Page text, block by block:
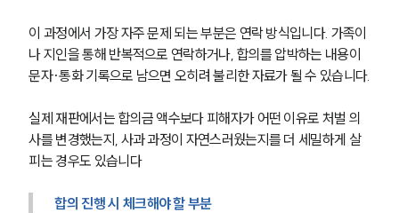
대륜법률상담예약
이 과정에서 가장 자주 문제 되는 부분은 연락 방식입니다. 가족이
나 지인을 통해 반복적으로 연락하거나, 합의를 압박하는 내용이
문자·통화 기록으로 남으면 오히려 불리한 자료가 될 수 있습니다.
실제 재판에서는 합의금 액수보다 피해자가 어떤 이유로 처벌 의
사를 변경했는지, 사과 과정이 자연스러웠는지를 더 세밀하게 살
피는 경우도 있습니다
합의 진행 시 체크해야 할 부분